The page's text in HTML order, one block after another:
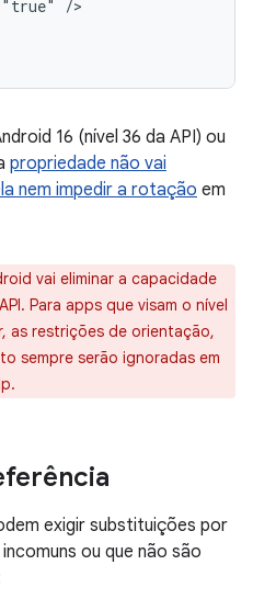
16 (nível 36 da API) ou
propriedade não vai
nem impedir a rotação em
vai eliminar a capacidade
Para apps que visam o nível
as restrições de orientação,
sempre serão ignoradas em
exigir substituições por
ou que não são